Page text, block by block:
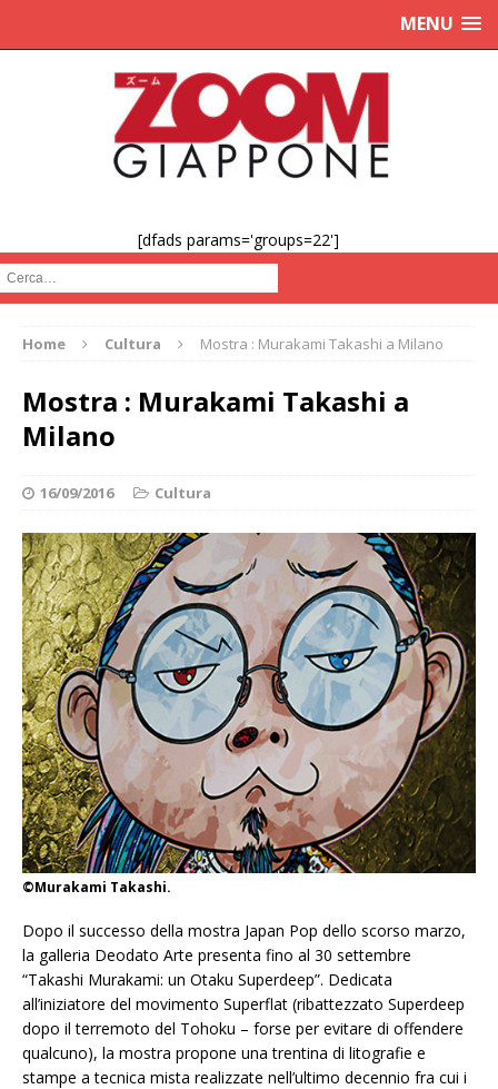
MENU
[dfads params='groups=22']
Cerca :
Home Cultura Mostra : Murakami Takashi a Milano
Mostra : Murakami Takashi a
Milano
16/09/2016 Cultura
©Murakami Takashi.
Dopo il successo della mostra Japan Pop dello scorso marzo,
la galleria Deodato Arte presenta fino al 30 settembre
“Takashi Murakami: un Otaku Superdeep”. Dedicata
all’iniziatore del movimento Superflat (ribattezzato Superdeep
dopo il terremoto del Tohoku – forse per evitare di offendere
qualcuno), la mostra propone una trentina di litografie e
stampe a tecnica mista realizzate nell’ultimo decennio fra cui i